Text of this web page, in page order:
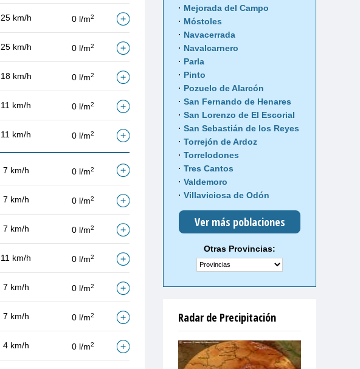
25 km/h 0 l/m2
25 km/h 0 l/m2
18 km/h 0 l/m2
11 km/h 0 l/m2
11 km/h 0 l/m2
7 km/h 0 l/m2
7 km/h 0 l/m2
7 km/h 0 l/m2
11 km/h 0 l/m2
7 km/h 0 l/m2
7 km/h 0 l/m2
4 km/h 0 l/m2
Mejorada del Campo
Móstoles
Navacerrada
Navalcarnero
Parla
Pinto
Pozuelo de Alarcón
San Fernando de Henares
San Lorenzo de El Escorial
San Sebastián de los Reyes
Torrejón de Ardoz
Torrelodones
Tres Cantos
Valdemoro
Villaviciosa de Odón
Ver más poblaciones
Otras Provincias:
Radar de Precipitación